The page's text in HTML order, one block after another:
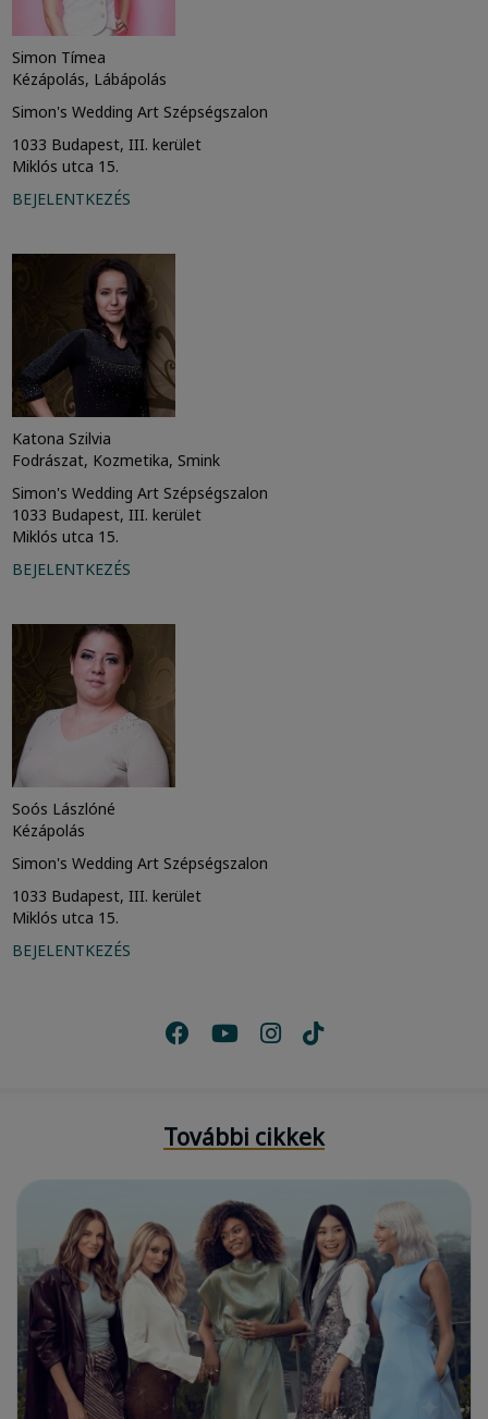
Simon Tímea
Kézápolás, Lábápolás
Simon's Wedding Art Szépségszalon
1033 Budapest, III. kerület
Miklós utca 15.
BEJELENTKEZÉS
Katona Szilvia
Fodrászat, Kozmetika, Smink
Simon's Wedding Art Szépségszalon
1033 Budapest, III. kerület
Miklós utca 15.
BEJELENTKEZÉS
Soós Lászlóné
Kézápolás
Simon's Wedding Art Szépségszalon
1033 Budapest, III. kerület
Miklós utca 15.
BEJELENTKEZÉS
További cikkek